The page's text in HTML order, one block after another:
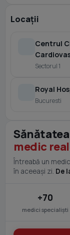
Locații
Centrul
Sectorul 1
Royal
Bucuresti
medic real
Întreabă un
în aceeași zi. De
+70
medici specialiști